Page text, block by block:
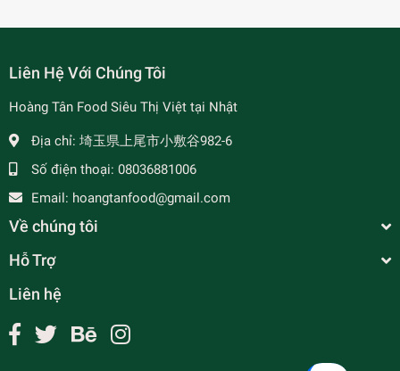
Liên Hệ Với Chúng Tôi
Hoàng Tân Food Siêu Thị Việt tại Nhật
Địa chỉ: 埼玉県上尾市小敷谷982-6
Số điện thoại: 08036881006
Email: hoangtanfood@gmail.com
Về chúng tôi
Hỗ Trợ
Liên hệ
undefined